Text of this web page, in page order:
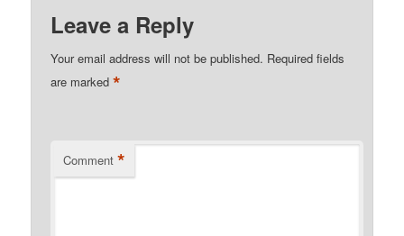
Leave a Reply
Your email address will not be published. Required fields
are marked*
Comment *